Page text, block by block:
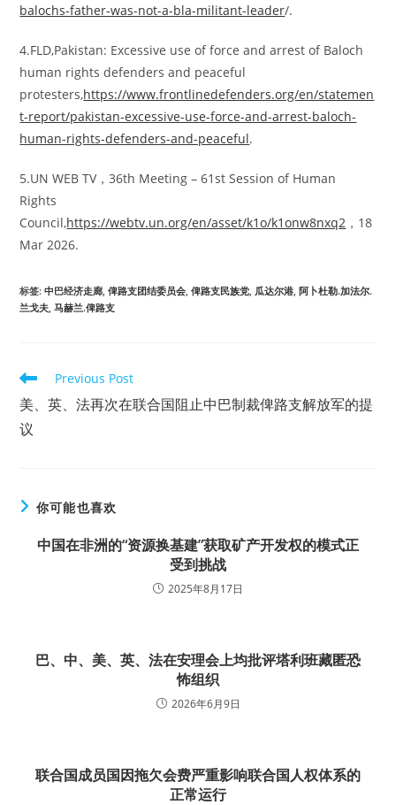
balochs-father-was-not-a-bla-militant-leader/.
4.FLD,Pakistan: Excessive use of force and arrest of Baloch
human rights defenders and peaceful
protesters,https://www.frontlinedefenders.org/en/statemen
t-report/pakistan-excessive-use-force-and-arrest-baloch-
human-rights-defenders-and-peaceful.
5.UN WEB TV，36th Meeting – 61st Session of Human
Rights
Council,https://webtv.un.org/en/asset/k1o/k1onw8nxq2 ，18
Mar 2026.
标签:中巴经济走廊 俾路支团结委员会 俾路支民族党 瓜达尔港 阿卜杜勒.加法尔.
兰戈夫 马赫兰.俾路支
Read
more
articles
Previous Post
美、英、法再次在联合国阻止中巴制裁俾路支解放军的提
议
你可能也喜欢
中国在非洲的“资源换基建”获取矿产开发权的模式正
受到挑战
2025年8月17日
巴、中、美、英、法在安理会上均批评塔利班藏匿恐
怖组织
2026年6月9日
联合国成员国因拖欠会费严重影响联合国人权体系的
正常运行